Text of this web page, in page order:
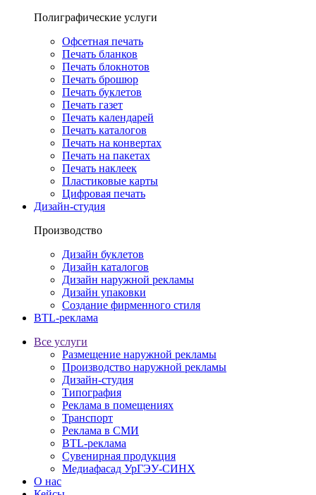
Полиграфические услуги
Офсетная печать
Печать бланков
Печать блокнотов
Печать брошюр
Печать буклетов
Печать газет
Печать календарей
Печать каталогов
Печать на конвертах
Печать на пакетах
Печать наклеек
Пластиковые карты
Цифровая печать
Дизайн-студия
Производство
Дизайн буклетов
Дизайн каталогов
Дизайн наружной рекламы
Дизайн упаковки
Создание фирменного стиля
BTL-реклама
Все услуги
Размещение наружной рекламы
Производство наружной рекламы
Дизайн-студия
Типография
Реклама в помещениях
Транспорт
Реклама в СМИ
BTL-реклама
Сувенирная продукция
Медиафасад УрГЭУ-СИНХ
О нас